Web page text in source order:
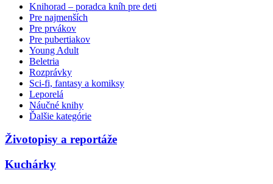
Knihorad – poradca kníh pre deti
Pre najmenších
Pre prvákov
Pre pubertiakov
Young Adult
Beletria
Rozprávky
Sci-fi, fantasy a komiksy
Leporelá
Náučné knihy
Ďalšie kategórie
Životopisy a reportáže
Kuchárky